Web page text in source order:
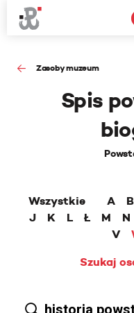
Zasoby muzeum
Spis
Wszystkie A B
J
K L Ł M N
V
Szukaj